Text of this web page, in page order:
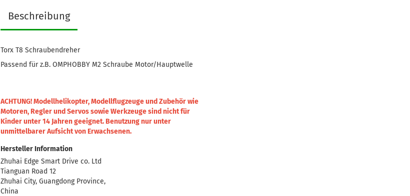
Beschreibung
Torx T8 Schraubendreher
Passend für z.B. OMPHOBBY M2 Schraube Motor/Hauptwelle
ACHTUNG! Modellhelikopter, Modellflugzeuge und Zubehör wie
Motoren, Regler und Servos sowie Werkzeuge sind nicht für
Kinder unter 14 Jahren geeignet. Benutzung nur unter
unmittelbarer Aufsicht von Erwachsenen.
Hersteller Information
Zhuhai Edge Smart Drive co. Ltd
Tianguan Road 12
Zhuhai City, Guangdong Province,
China